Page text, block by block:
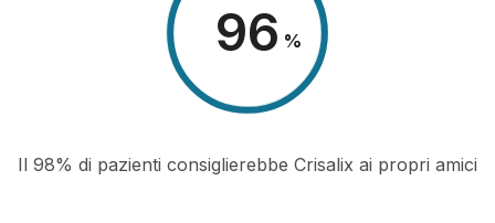
98 %
Il 98% di pazienti consiglierebbe Crisalix ai propri amici